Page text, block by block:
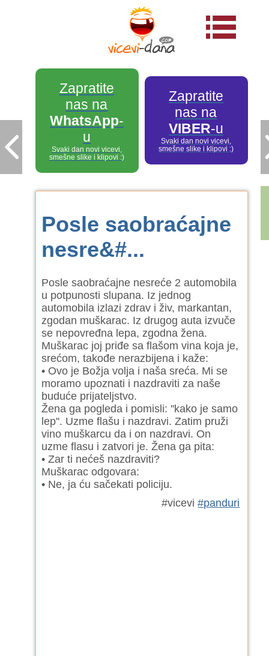
Zapratite
nas na
WhatsApp-
u
Svaki dan novi vicevi,
smešne slike i klipovi :)
Zapratite
nas na
VIBER-u
Svaki dan novi vicevi,
smešne slike i klipovi :)
Posle saobraćajne
nesre&#...
Posle saobraćajne nesreće 2 automobila
u potpunosti slupana. Iz jednog
automobila izlazi zdrav i živ, markantan,
zgodan muškarac. Iz drugog auta izvuče
se nepovređna lepa, zgodna žena.
Muškarac joj priđe sa flašom vina koja je,
srećom, takođe nerazbijena i kaže:
• Ovo je Božja volja i naša sreća. Mi se
moramo upoznati i nazdraviti za naše
buduće prijateljstvo.
Žena ga pogleda i pomisli: ''kako je samo
lep''. Uzme flašu i nazdravi. Zatim pruži
vino muškarcu da i on nazdravi. On
uzme flasu i zatvori je. Žena ga pita:
• Zar ti nećeš nazdraviti?
Muškarac odgovara:
• Ne, ja ću sačekati policiju.
#vicevi#panduri